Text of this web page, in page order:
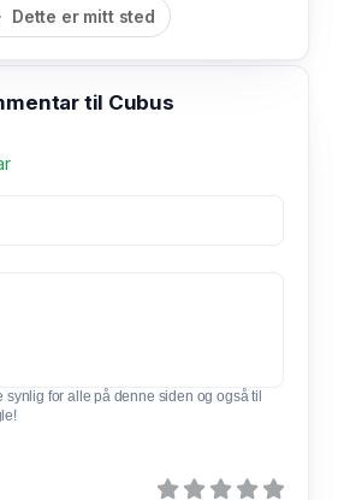
Dette er mitt sted
til Cubus
for alle på denne siden og også til